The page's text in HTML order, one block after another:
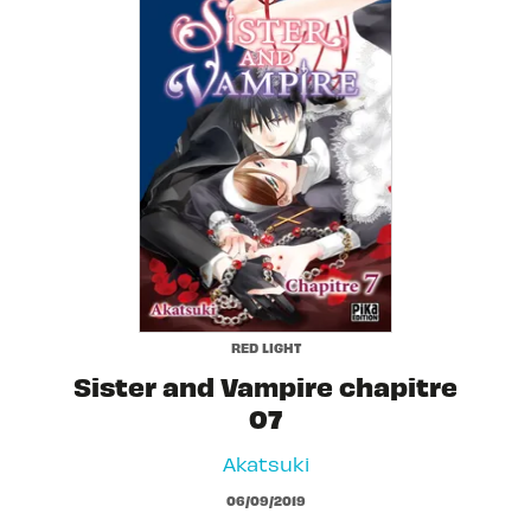
RED LIGHT
Sister and Vampire chapitre
07
Akatsuki
06/09/2019